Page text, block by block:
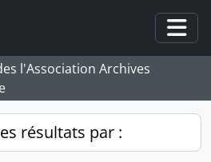
l'Association Archives
résultats par :